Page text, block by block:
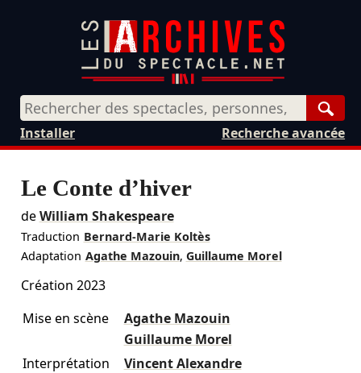
Recherche avancée
Installer
Le Conte d’hiver
deWilliam Shakespeare
Traduction Bernard-Marie Koltès
Adaptation Agathe Mazouin, Guillaume Morel
Création 2023
Mise en scène
Agathe Mazouin
Guillaume Morel
Interprétation
Vincent Alexandre